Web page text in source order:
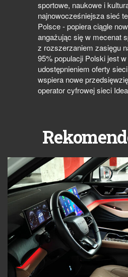
sportowe, naukowe i
najnowocześniejsza sieć
Polsce - popiera ciągle
angażując się w mecenat
z rozszerzaniem zasięgu
95% populacji Polski jest
udostępnieniem oferty
wspiera nowe
operator cyfrowej sieci Idea